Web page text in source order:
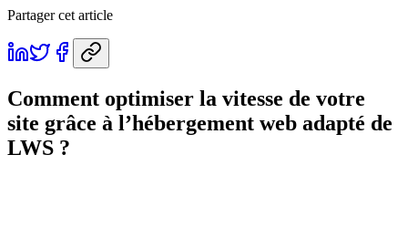
Partager cet article
Comment optimiser la vitesse de votre
site grâce à l’hébergement web adapté de
LWS ?